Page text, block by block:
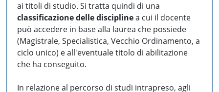
ai titoli di studio. Si tratta quindi di una
classificazione delle disciplinea cui il docente
può accedere in base alla laurea che possiede
(Magistrale, Specialistica, Vecchio Ordinamento, a
ciclo unico) e all'eventuale titolo di abilitazione
che ha conseguito.
In relazione al percorso di studi intrapreso, agli